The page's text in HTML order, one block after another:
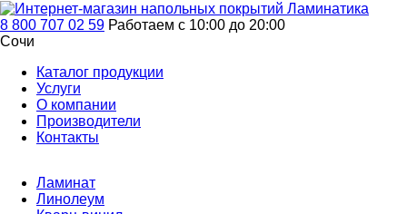
8 800 707 02 59 Работаем с 10:00 до 20:00
Сочи
Каталог продукции
Услуги
О компании
Производители
Контакты
Ламинат
Линолеум